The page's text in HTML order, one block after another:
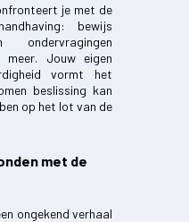
je met de
bewijs
ondervragingen
Jouw eigen
vormt het
beslissing kan
op het lot van de
met de
ongekend verhaal